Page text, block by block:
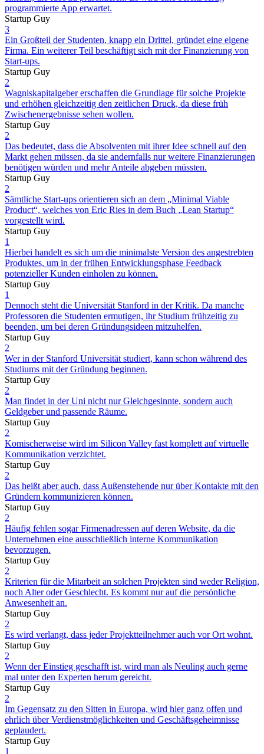
programmierte App erwartet.
Startup Guy
3
Ein Großteil der Studenten, knapp ein Drittel, gründet eine eigene
Firma. Ein weiterer Teil beschäftigt sich mit der Finanzierung von
Start-ups.
Startup Guy
2
Wagniskapitalgeber erschaffen die Grundlage für solche Projekte
und erhöhen gleichzeitig den zeitlichen Druck, da diese früh
Zwischenergebnisse sehen wollen.
Startup Guy
2
Das bedeutet, dass die Absolventen mit ihrer Idee schnell auf den
Markt gehen müssen, da sie andernfalls nur weitere Finanzierungen
benötigen würden und mehr Anteile abgeben müssten.
Startup Guy
2
Sämtliche Start-ups orientieren sich an dem „Minimal Viable
Product“, welches von Eric Ries in dem Buch „Lean Startup“
vorgestellt wird.
Startup Guy
1
Hierbei handelt es sich um die minimalste Version des angestrebten
Produktes, um in der frühen Entwicklungsphase Feedback
potenzieller Kunden einholen zu können.
Startup Guy
1
Dennoch steht die Universität Stanford in der Kritik. Da manche
Professoren die Studenten ermutigen, ihr Studium frühzeitig zu
beenden, um bei deren Gründungsideen mitzuhelfen.
Startup Guy
2
Wer in der Stanford Universität studiert, kann schon während des
Studiums mit der Gründung beginnen.
Startup Guy
2
Man findet in der Uni nicht nur Gleichgesinnte, sondern auch
Geldgeber und passende Räume.
Startup Guy
2
Komischerweise wird im Silicon Valley fast komplett auf virtuelle
Kommunikation verzichtet.
Startup Guy
2
Das heißt aber auch, dass Außenstehende nur über Kontakte mit den
Gründern kommunizieren können.
Startup Guy
2
Häufig fehlen sogar Firmenadressen auf deren Website, da die
Unternehmen eine ausschließlich interne Kommunikation
bevorzugen.
Startup Guy
2
Kriterien für die Mitarbeit an solchen Projekten sind weder Religion,
noch Alter oder Geschlecht. Es kommt nur auf die persönliche
Anwesenheit an.
Startup Guy
2
Es wird verlangt, dass jeder Projektteilnehmer auch vor Ort wohnt.
Startup Guy
2
Wenn der Einstieg geschafft ist, wird man als Neuling auch gerne
mal unter den Experten herum gereicht.
Startup Guy
2
Im Gegensatz zu den Sitten in Europa, wird hier ganz offen und
ehrlich über Verdienstmöglichkeiten und Geschäftsgeheimnisse
geplaudert.
Startup Guy
1